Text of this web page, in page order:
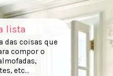
das coisas que
compor o
etc...
lista